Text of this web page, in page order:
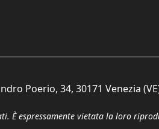
Poerio, 34, 30171 Venezia
È espressamente vietata la loro